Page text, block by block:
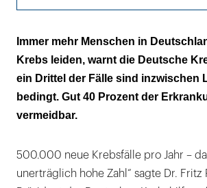
Wenig Alkohol, kein
Bewegung senken das Risiko
Forscher und Ärzte müssen
kommunizieren
Immer mehr Menschen in
Krebs leiden, warnt die Deutsche
ein Drittel der Fälle sind inzwischen
bedingt. Gut 40 Prozent der
vermeidbar.
500.000 neue Krebsfälle pro Jahr –
unerträglich hohe Zahl“ sagte Dr. Fritz